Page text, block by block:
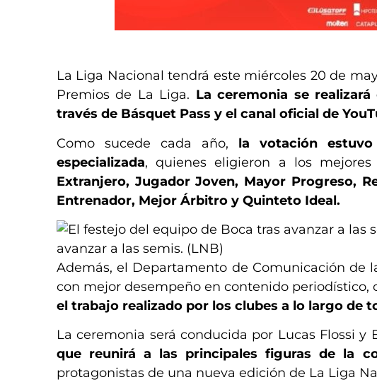
La Liga Nacional tendrá este miércoles 20 de
Premios de La Liga. La ceremonia se
través de Básquet Pass y el canal oficial de
Como sucede cada año, la votación
especializada, quienes eligieron a los mejores
Extranjero, Jugador Joven, Mayor Progreso,
Entrenador, Mejor Árbitro y Quinteto Ideal.
avanzar a las semis. (LNB)
Además, el Departamento de Comunicación de
con mejor desempeño en contenido
el trabajo realizado por los clubes a lo largo de
La ceremonia será conducida por Lucas Flossi y
que reunirá a las principales figuras de la
protagonistas de una nueva edición de La Liga